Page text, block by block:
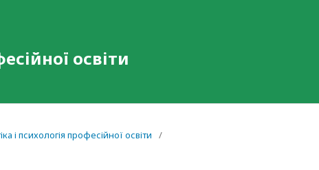
освіти
і психологія професійної освіти
/